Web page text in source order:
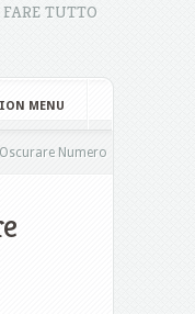
TUTTO
MENU
Numero